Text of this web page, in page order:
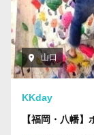
山口
KKday
【福岡・八幡